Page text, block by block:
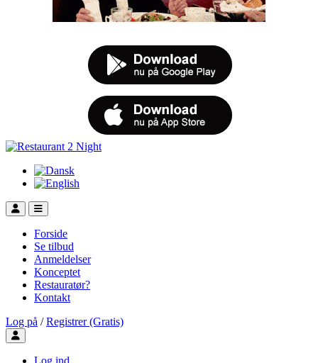
Forside
Se tilbud
Anmeldelser
Konceptet
Restauratør?
Kontakt
Log på / Registrer (Gratis)
Toggle user menu